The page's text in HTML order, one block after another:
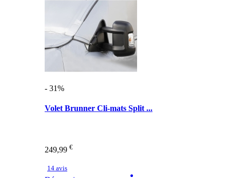
- 31%
Volet Brunner Cli-mats Split ...
249,99 €
14 avis